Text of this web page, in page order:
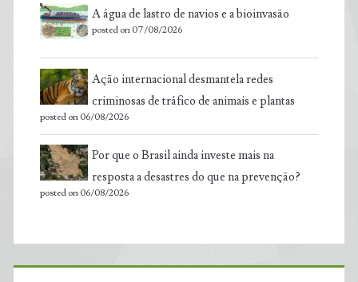
A água de lastro de navios e a bioinvasão
posted on 07/08/2026
Ação internacional desmantela redes
criminosas de tráfico de animais e plantas
posted on 06/08/2026
Por que o Brasil ainda investe mais na
resposta a desastres do que na prevenção?
posted on 06/08/2026